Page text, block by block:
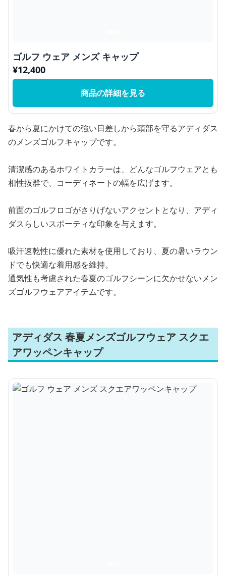
ゴルフ ウェア メンズ キャップ
¥12,400
商品の詳細を見る
春から夏にかけての強い日差しから頭部を守るアディダス
のメンズゴルフキャップです。
清潔感のあるホワイトカラーは、どんなゴルフウェアとも
相性抜群で、コーディネートの幅を広げます。
前面のゴルフロゴがさりげないアクセントとなり、アディ
ダスらしいスポーティな印象を与えます。
吸汗速乾性に優れた素材を使用しており、夏の暑いラウン
ドでも快適な着用感を維持。
通気性も考慮された春夏のゴルフシーンに欠かせないメン
ズゴルフウェアアイテムです。
アディダス 春夏メンズゴルフウェア スクエ
アワッペンキャップ